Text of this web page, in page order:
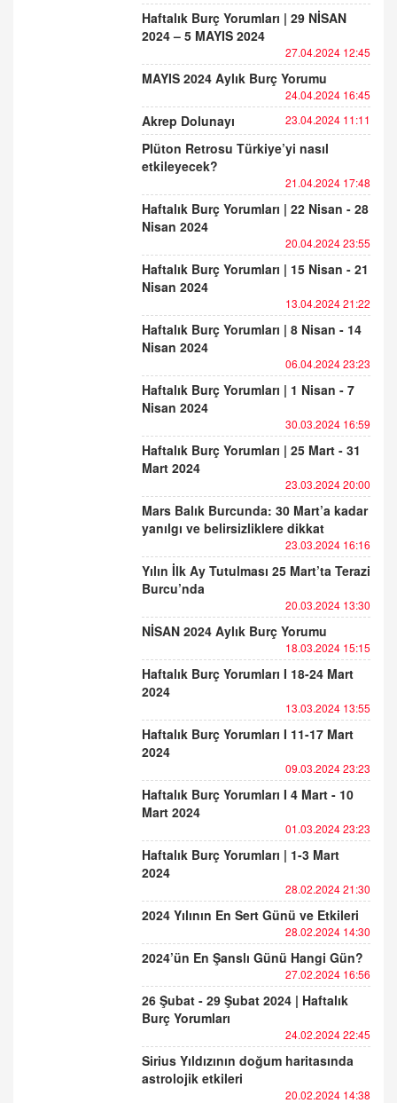
Haftalık Burç Yorumları | 29 NİSAN
2024 – 5 MAYIS 2024
27.04.2024 12:45
MAYIS 2024 Aylık Burç Yorumu
24.04.2024 16:45
Akrep Dolunayı 23.04.2024 11:11
Plüton Retrosu Türkiye’yi nasıl
etkileyecek?
21.04.2024 17:48
Haftalık Burç Yorumları | 22 Nisan - 28
Nisan 2024
20.04.2024 23:55
Haftalık Burç Yorumları | 15 Nisan - 21
Nisan 2024
13.04.2024 21:22
Haftalık Burç Yorumları | 8 Nisan - 14
Nisan 2024
06.04.2024 23:23
Haftalık Burç Yorumları | 1 Nisan - 7
Nisan 2024
30.03.2024 16:59
Haftalık Burç Yorumları | 25 Mart - 31
Mart 2024
23.03.2024 20:00
Mars Balık Burcunda: 30 Mart’a kadar
yanılgı ve belirsizliklere dikkat
23.03.2024 16:16
Yılın İlk Ay Tutulması 25 Mart’ta Terazi
Burcu’nda
20.03.2024 13:30
NİSAN 2024 Aylık Burç Yorumu
18.03.2024 15:15
Haftalık Burç Yorumları I 18-24 Mart
2024
13.03.2024 13:55
Haftalık Burç Yorumları I 11-17 Mart
2024
09.03.2024 23:23
Haftalık Burç Yorumları I 4 Mart - 10
Mart 2024
01.03.2024 23:23
Haftalık Burç Yorumları | 1-3 Mart
2024
28.02.2024 21:30
2024 Yılının En Sert Günü ve Etkileri
28.02.2024 14:30
2024’ün En Şanslı Günü Hangi Gün?
27.02.2024 16:56
26 Şubat - 29 Şubat 2024 | Haftalık
Burç Yorumları
24.02.2024 22:45
Sirius Yıldızının doğum haritasında
astrolojik etkileri
20.02.2024 14:38